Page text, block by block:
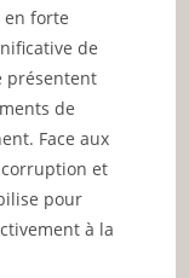
en forte
de
présentent
de
Face aux
et
pour
à la